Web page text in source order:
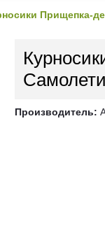
Прищепка-
Производитель: